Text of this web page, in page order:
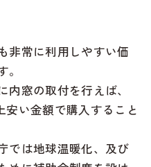
非常に利用しやすい価
窓の取付を行えば、
安い金額で購入すること
では地球温暖化、及び